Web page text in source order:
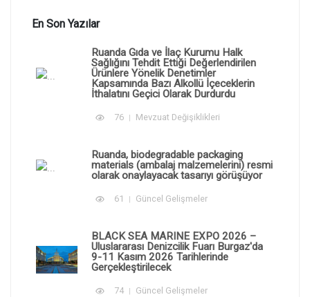
En Son Yazılar
Ruanda Gıda ve İlaç Kurumu Halk
Sağlığını Tehdit Ettiği Değerlendirilen
Ürünlere Yönelik Denetimler
Kapsamında Bazı Alkollü İçeceklerin
İthalatını Geçici Olarak Durdurdu
76 Mevzuat Değişiklikleri
Ruanda, biodegradable packaging
materials (ambalaj malzemelerini) resmi
olarak onaylayacak tasarıyı görüşüyor
61 Güncel Gelişmeler
BLACK SEA MARINE EXPO 2026 –
Uluslararası Denizcilik Fuarı Burgaz'da
9-11 Kasım 2026 Tarihlerinde
Gerçekleştirilecek
74 Güncel Gelişmeler